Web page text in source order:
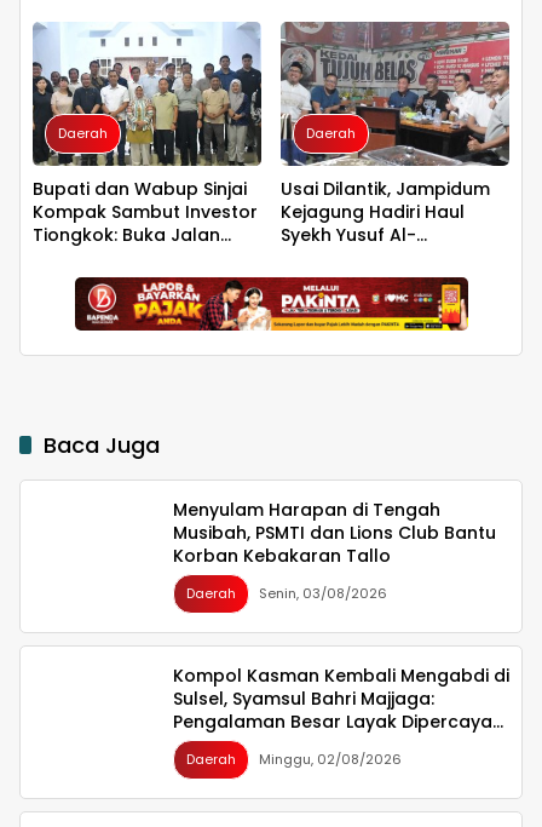
untuk Kelestarian Bumi
Peradaban seperti
Jepang dan China
Wujudkan Indonesia
Emas 2045
Daerah
Bupati dan Wabup Sinjai
Kompak Sambut Investor
Tiongkok: Buka Jalan
Daerah
Usai Dilantik, Jampidum
Kejagung Hadiri Haul
Syekh Yusuf Al-
hingga Malam di
Makassar
Baca Juga
Menyulam Harapan di Tengah
Musibah, PSMTI dan Lions Club Bantu
Korban Kebakaran Tallo
Daerah Senin, 03/08/2026
Kompol Kasman Kembali Mengabdi di
Sulsel, Syamsul Bahri Majjaga:
Pengalaman Besar Layak Dipercaya
Memimpin
Daerah Minggu, 02/08/2026